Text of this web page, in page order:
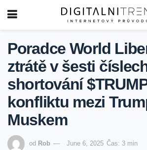
Poradce World
ztrátě v šesti
shortování
konfliktu mezi
Muskem
od Rob June 6, 2025 Čas: 3 min